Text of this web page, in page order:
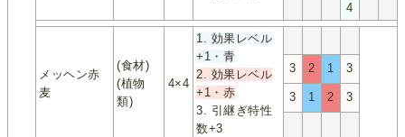
4
メッヘン赤
麦
(食材)
(植物
類)
4×4
1. 効果レベル
+1・青
2. 効果レベル
+1・赤
3. 引継ぎ特性
数+3
3 2 1 3
3 1 2 3